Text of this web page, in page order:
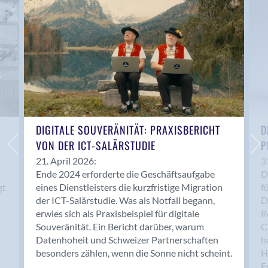
Anwil
Appenzell
Au SG
Baar
Baden
Balsthal
Balzers
Basel
Bassersdorf
Belp
Bendern
Benken (SG)
Bergdietikon
Berlin
Bern
Bern - Liebefeld
DIGITALE SOUVERÄNITÄT: PRAXISBERICHT
VON DER ICT-SALÄRSTUDIE
21. April 2026:
Ende 2024 erforderte die Geschäftsaufgabe
eines Dienstleisters die kurzfristige Migration
der ICT-Salärstudie. Was als Notfall begann,
erwies sich als Praxisbeispiel für digitale
Souveränität. Ein Bericht darüber, warum
Datenhoheit und Schweizer Partnerschaften
besonders zählen, wenn die Sonne nicht scheint.